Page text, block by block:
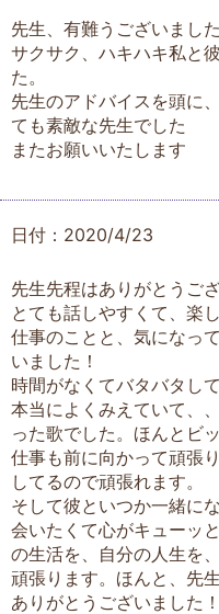
先生、有難うございました
サクサク、ハキハキ私と
た。
先生のアドバイスを頭に
ても素敵な先生でした
またお願いいたします
日付：2020/4/23
先生先程はありがとうご
とても話しやすくて、楽
仕事のことと、気になっ
いました！
時間がなくてバタバタし
本当によくみえていて、
った歌でした。ほんとビ
仕事も前に向かって頑張
してるので頑張れます。
そして彼といつか一緒に
会いたくて心がキューッ
の生活を、自分の人生を
頑張ります。ほんと、先
ありがとうございました！